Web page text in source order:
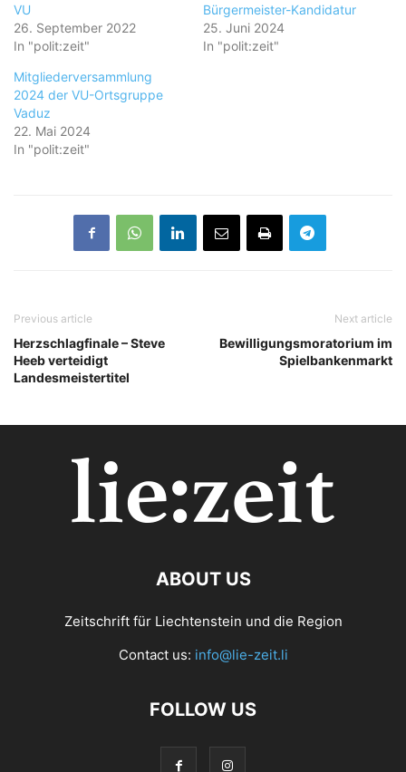
VU
26. September 2022
In "polit:zeit"
Bürgermeister-Kandidatur
25. Juni 2024
In "polit:zeit"
Mitgliederversammlung
2024 der VU-Ortsgruppe
Vaduz
22. Mai 2024
In "polit:zeit"
Previous article
Herzschlagfinale – Steve
Heeb verteidigt
Landesmeistertitel
Next article
Bewilligungsmoratorium im
Spielbankenmarkt
ABOUT US
Zeitschrift für Liechtenstein und die Region
Contact us: info@lie-zeit.li
FOLLOW US